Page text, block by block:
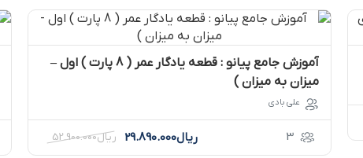
آموزش جامع پیانو : قطعه یادگار عمر ( 8 پارت ) اول –
میزان به میزان )
علی بادی
3 ریال52.900.000 ریال29.890.000